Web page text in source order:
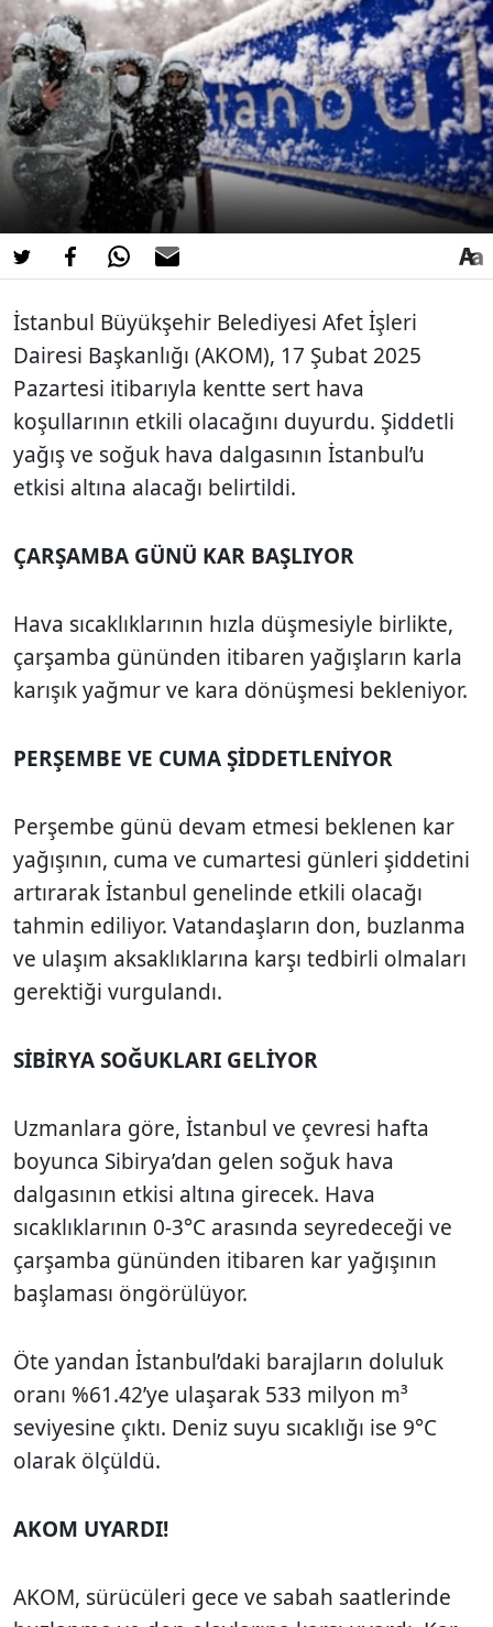
İstanbul Büyükşehir Belediyesi Afet İşleri
Dairesi Başkanlığı (AKOM), 17 Şubat 2025
Pazartesi itibarıyla kentte sert hava
koşullarının etkili olacağını duyurdu. Şiddetli
yağış ve soğuk hava dalgasının İstanbul’u
etkisi altına alacağı belirtildi.
ÇARŞAMBA GÜNÜ KAR BAŞLIYOR
Hava sıcaklıklarının hızla düşmesiyle birlikte,
çarşamba gününden itibaren yağışların karla
karışık yağmur ve kara dönüşmesi bekleniyor.
PERŞEMBE VE CUMA ŞİDDETLENİYOR
Perşembe günü devam etmesi beklenen kar
yağışının, cuma ve cumartesi günleri şiddetini
artırarak İstanbul genelinde etkili olacağı
tahmin ediliyor. Vatandaşların don, buzlanma
ve ulaşım aksaklıklarına karşı tedbirli olmaları
gerektiği vurgulandı.
SİBİRYA SOĞUKLARI GELİYOR
Uzmanlara göre, İstanbul ve çevresi hafta
boyunca Sibirya’dan gelen soğuk hava
dalgasının etkisi altına girecek. Hava
sıcaklıklarının 0-3°C arasında seyredeceği ve
çarşamba gününden itibaren kar yağışının
başlaması öngörülüyor.
Öte yandan İstanbul’daki barajların doluluk
oranı %61.42’ye ulaşarak 533 milyon m³
seviyesine çıktı. Deniz suyu sıcaklığı ise 9°C
olarak ölçüldü.
AKOM UYARDI!
AKOM, sürücüleri gece ve sabah saatlerinde